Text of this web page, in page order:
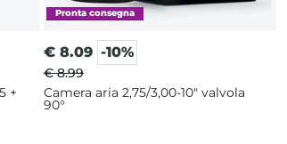
€ 8.09 -10%
€ 8.99
Camera aria 2,75/3,00-10" valvola
90°